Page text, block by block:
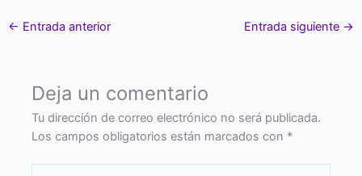
← Entrada anterior Entrada siguiente →
Deja un comentario
Tu dirección de correo electrónico no será publicada.
Los campos obligatorios están marcados con *